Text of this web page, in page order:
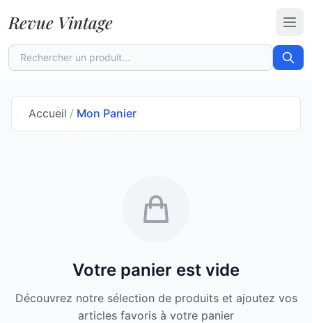
Revue Vintage
Accueil / Mon Panier
Votre panier est vide
Découvrez notre sélection de produits et ajoutez vos
articles favoris à votre panier